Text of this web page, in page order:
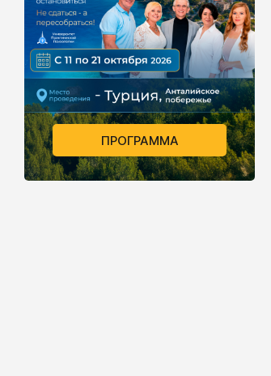
ПРОГРАММА